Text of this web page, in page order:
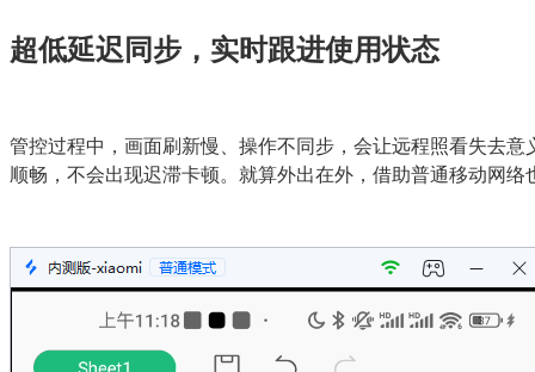
超低延迟同步，实时跟进使用状态
管控过程中，画面刷新慢、操作不同步，会让远程照看失去
顺畅，不会出现迟滞卡顿。就算外出在外，借助普通移动网